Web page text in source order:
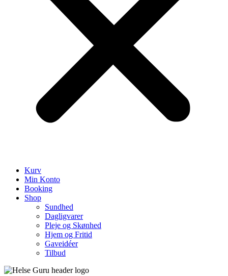
Kurv
Min Konto
Booking
Shop
Sundhed
Dagligvarer
Pleje og Skønhed
Hjem og Fritid
Gaveidéer
Tilbud